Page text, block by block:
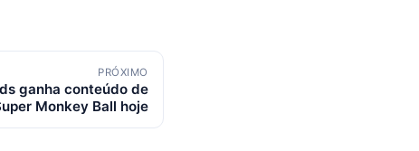
PRÓXIMO
ganha conteúdo de
Monkey Ball hoje